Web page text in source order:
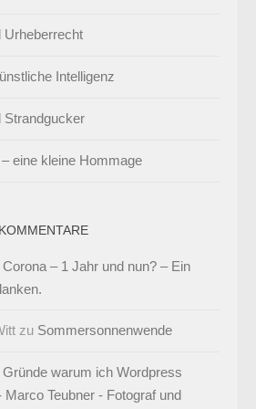
Urheberrecht
Intelligenz
Strandgucker
eine kleine Hommage
Corona – 1 Jahr und nun? – Ein
zu Sommersonnenwende
Gründe warum ich Wordpress
Marco Teubner - Fotograf und